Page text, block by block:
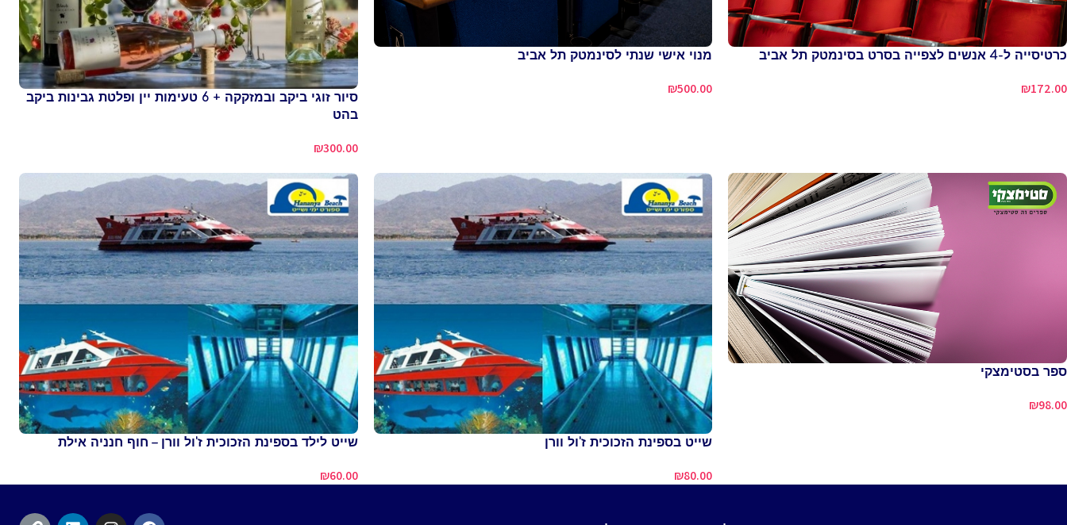
כרטיסייה ל-4 אנשים לצפייה בסרט בסינמטק תל אביב
₪172.00
מנוי אישי שנתי לסינמטק תל אביב
₪500.00
סיור זוגי ביקב ובמזקקה + 6 טעימות יין ופלטת גבינות ביקב
בהט
₪300.00
ספר בסטימצקי
₪98.00
שייט בספינת הזכוכית ז'ול וורן
₪80.00
שייט לילד בספינת הזכוכית ז'ול וורן – חוף חנניה אילת
₪60.00